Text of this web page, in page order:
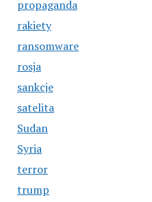
propaganda
rakiety
ransomware
rosja
sankcje
satelita
Sudan
Syria
terror
trump